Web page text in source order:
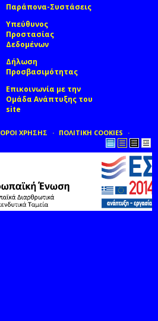
Παράπονα-Συστάσεις
Υπεύθυνος
Προστασίας
Δεδομένων
Δήλωση
Προσβασιμότητας
Επικοινωνία με την
Ομάδα Ανάπτυξης του
site
ΟΡΟΙ ΧΡΗΣΗΣ
ΠΟΛΙΤΙΚΗ COOKIES